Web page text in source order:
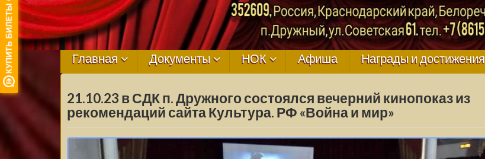
МБУ ЦКРЦ
ДРУЖНЕНСКОГО
СЕЛЬСКОГО
ПОСЕЛЕНИЯ
Главная Документы НОК Афиша Награды и достижения
21.10.23 в СДК п. Дружного состоялся вечерний кинопоказ из
рекомендаций сайта Культура. РФ «Война и мир»